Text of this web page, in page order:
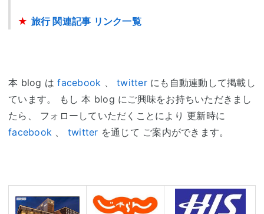
★ 旅行 関連記事 リンク一覧
本 blog はfacebook twitterにも自動連動して掲載し
ています。 もし 本 blog にご興味をお持ちいただきまし
たら、 フォローしていただくことにより 更新時に
facebook
twitter を通じて ご案内ができます。